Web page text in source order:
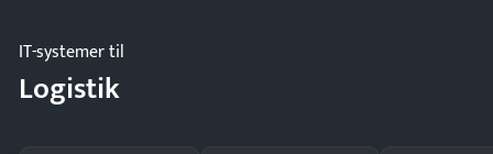
IT-systemer til
Logistik